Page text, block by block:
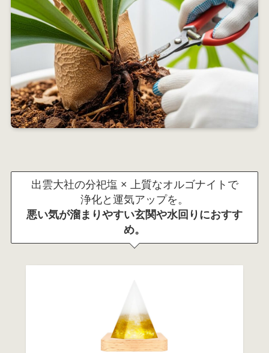
出雲大社の分祀塩 × 上質なオルゴナイトで
浄化と運気アップを。
悪い気が溜まりやすい玄関や水回りにおすす
め。